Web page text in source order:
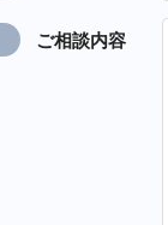
ご相談内容